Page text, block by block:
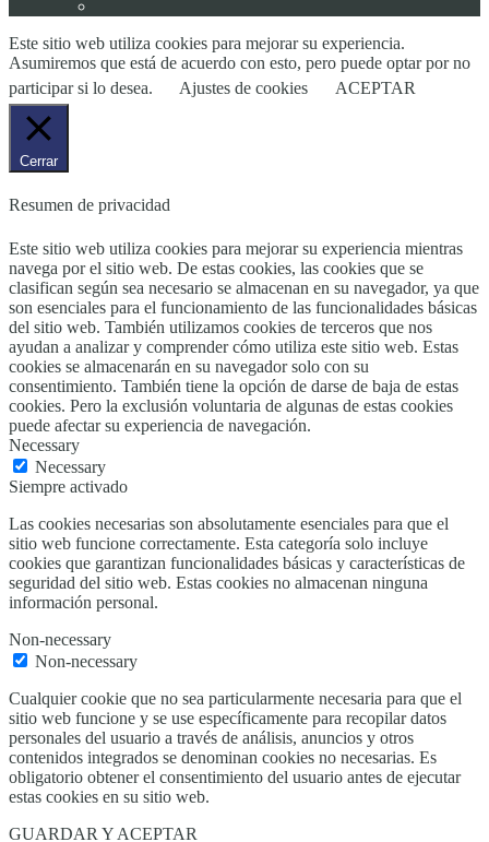
Este sitio web utiliza cookies para mejorar su experiencia.
Asumiremos que está de acuerdo con esto, pero puede optar por no
participar si lo desea.
Ajustes de cookies ACEPTAR
Cerrar
Resumen de privacidad
Este sitio web utiliza cookies para mejorar su experiencia mientras
navega por el sitio web. De estas cookies, las cookies que se
clasifican según sea necesario se almacenan en su navegador, ya que
son esenciales para el funcionamiento de las funcionalidades básicas
del sitio web. También utilizamos cookies de terceros que nos
ayudan a analizar y comprender cómo utiliza este sitio web. Estas
cookies se almacenarán en su navegador solo con su
consentimiento. También tiene la opción de darse de baja de estas
cookies. Pero la exclusión voluntaria de algunas de estas cookies
puede afectar su experiencia de navegación.
Necessary
Necessary
Siempre activado
Las cookies necesarias son absolutamente esenciales para que el
sitio web funcione correctamente. Esta categoría solo incluye
cookies que garantizan funcionalidades básicas y características de
seguridad del sitio web. Estas cookies no almacenan ninguna
información personal.
Non-necessary
Non-necessary
Cualquier cookie que no sea particularmente necesaria para que el
sitio web funcione y se use específicamente para recopilar datos
personales del usuario a través de análisis, anuncios y otros
contenidos integrados se denominan cookies no necesarias. Es
obligatorio obtener el consentimiento del usuario antes de ejecutar
estas cookies en su sitio web.
GUARDAR Y ACEPTAR